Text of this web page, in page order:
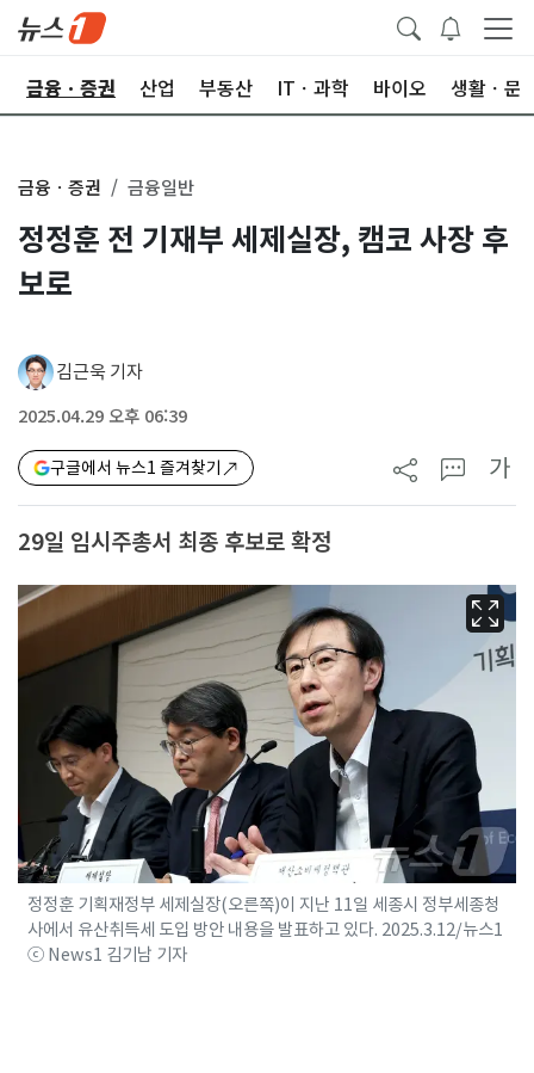
금융ㆍ증권 산업 부동산 ITㆍ과학 바이오 생활ㆍ문
금융ㆍ증권 금융일반
정정훈 전 기재부 세제실장, 캠코 사장 후
보로
김근욱 기자
2025.04.29 오후 06:39
구글에서 뉴스1 즐겨찾기 가
29일 임시주총서 최종 후보로 확정
정정훈 기획재정부 세제실장(오른쪽)이 지난 11일 세종시 정부세종청
사에서 유산취득세 도입 방안 내용을 발표하고 있다. 2025.3.12/뉴스1
ⓒ News1 김기남 기자